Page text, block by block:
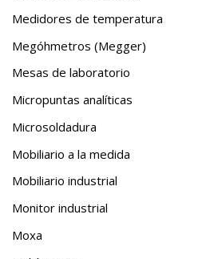
Medidores de temperatura
Megóhmetros (Megger)
Mesas de laboratorio
Micropuntas analíticas
Microsoldadura
Mobiliario a la medida
Mobiliario industrial
Monitor industrial
Moxa